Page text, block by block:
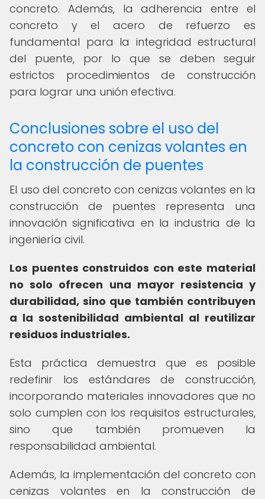
concreto. Además, la adherencia entre el
concreto y el acero de refuerzo es
fundamental para la integridad estructural
del puente, por lo que se deben seguir
estrictos procedimientos de construcción
para lograr una unión efectiva.
Conclusiones sobre el uso del
concreto con cenizas volantes en
la construcción de puentes
El uso del concreto con cenizas volantes en la
construcción de puentes representa una
innovación significativa en la industria de la
ingeniería civil.
Los puentes construidos con este material
no solo ofrecen una mayor resistencia y
durabilidad, sino que también contribuyen
a la sostenibilidad ambiental al reutilizar
residuos industriales.
Esta práctica demuestra que es posible
redefinir los estándares de construcción,
incorporando materiales innovadores que no
solo cumplen con los requisitos estructurales,
sino que también promueven la
responsabilidad ambiental.
Además, la implementación del concreto con
cenizas volantes en la construcción de